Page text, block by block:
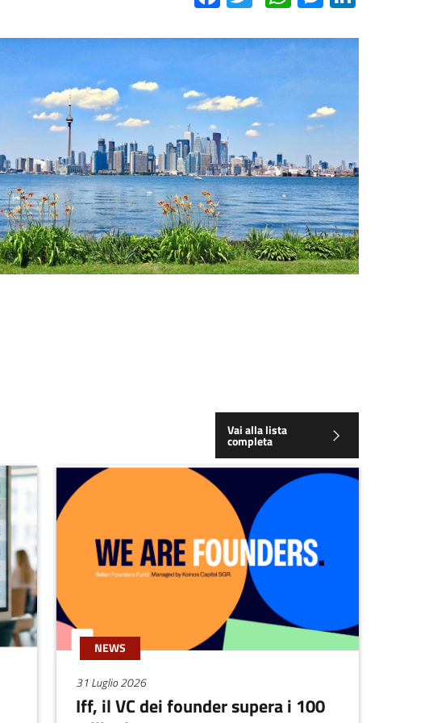
Vai alla lista
completa
NEWS
31 Luglio 2026
Iff, il VC dei founder supera i 100